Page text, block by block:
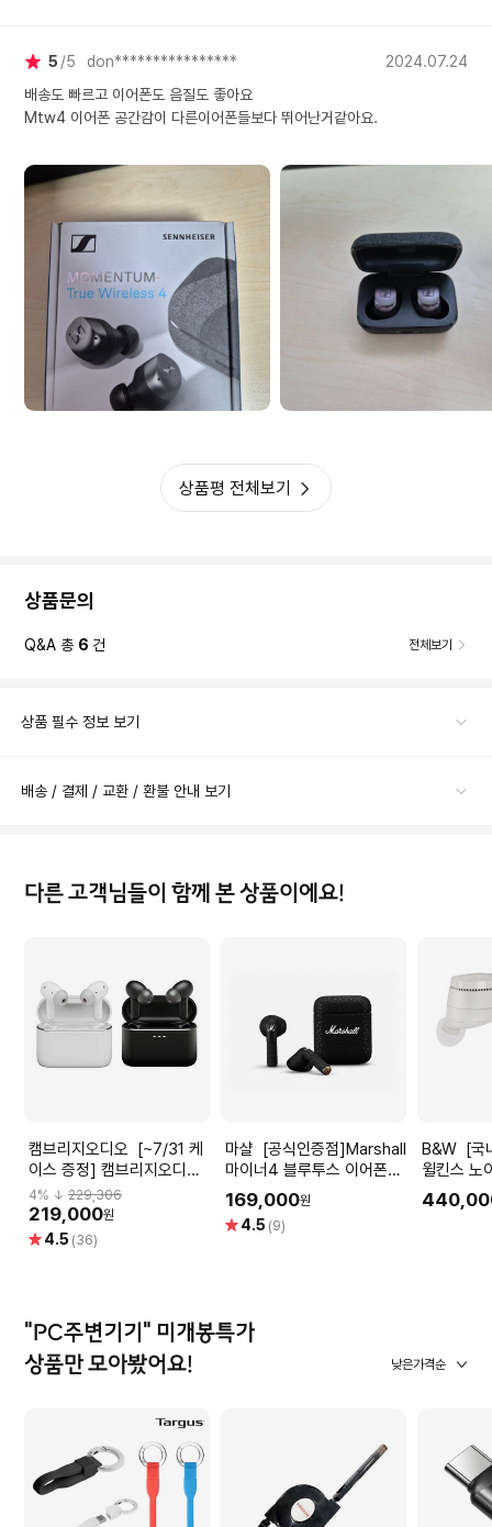
5 5 don****************
2024.07.24
배송도 빠르고 이어폰도 음질도 좋아요
Mtw4 이어폰 공간감이 다른이어폰들보다 뛰어난거같아요.
상품평 전체보기
상품문의
Q&A 총 6 건 전체보기
상품 필수 정보 보기
배송 / 결제 / 교환 / 환불 안내 보기
다른 고객님들이 함께 본 상품이에요!
캠브리지오디오 [~7/31 케
이스 증정] 캠브리지오디오
멜로매니아 A100 하이파이
액티브 노이즈캔슬링 무선
블루투스 이어폰
4% ↓ 229,306
219,000원
별 4.5 (36)
마샬 [공식인증점]Marshall
마이너4 블루투스 이어폰
MINOR4 블랙
169,000원
별 4.5 (9)
B&W [국내공식] 바워스앤
윌킨스 노
스 이어
"PC주변기기" 미개봉특가
상품만 모아봤어요!
낮은가격순